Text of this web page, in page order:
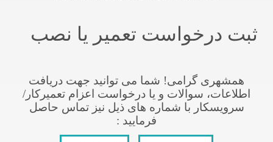
ثبت درخواست تعمیر یا نصب
همشهری گرامی! شما می توانید جهت دریافت
اطلاعات، سوالات و یا درخواست اعزام تعمیرکار/
سرویسکار با شماره های ذیل نیز تماس حاصل
فرمایید :